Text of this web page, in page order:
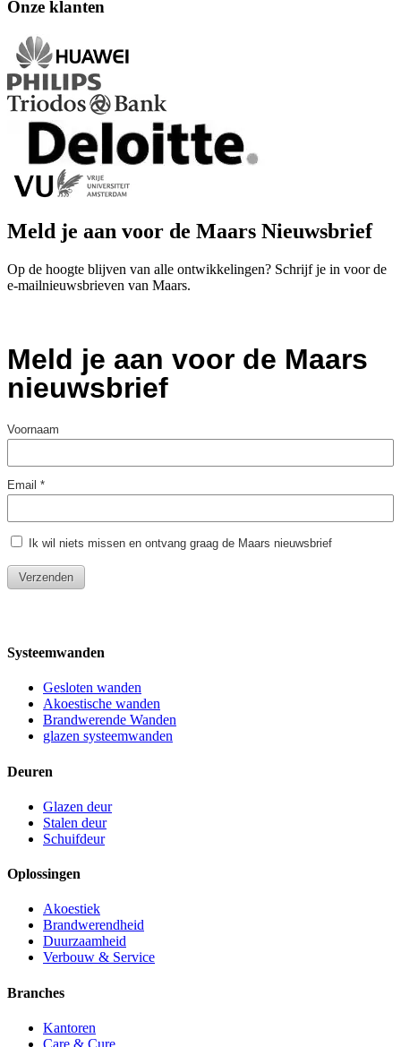
Onze klanten
Meld je aan voor de Maars Nieuwsbrief
Op de hoogte blijven van alle ontwikkelingen? Schrijf je in voor de
e-mailnieuwsbrieven van Maars.
Systeemwanden
Gesloten wanden
Akoestische wanden
Brandwerende Wanden
glazen systeemwanden
Deuren
Glazen deur
Stalen deur
Schuifdeur
Oplossingen
Akoestiek
Brandwerendheid
Duurzaamheid
Verbouw & Service
Branches
Kantoren
Care & Cure